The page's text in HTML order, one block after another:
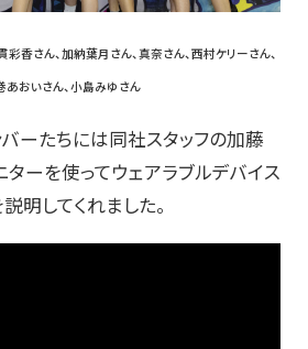
香さん、加納葉月さん、真奈さん、西村ケリーさん、
あおいさん、小島みゆさん
ーたちには同社スタッフの加藤
ターを使ってウェアラブルデバイス
明してくれました。